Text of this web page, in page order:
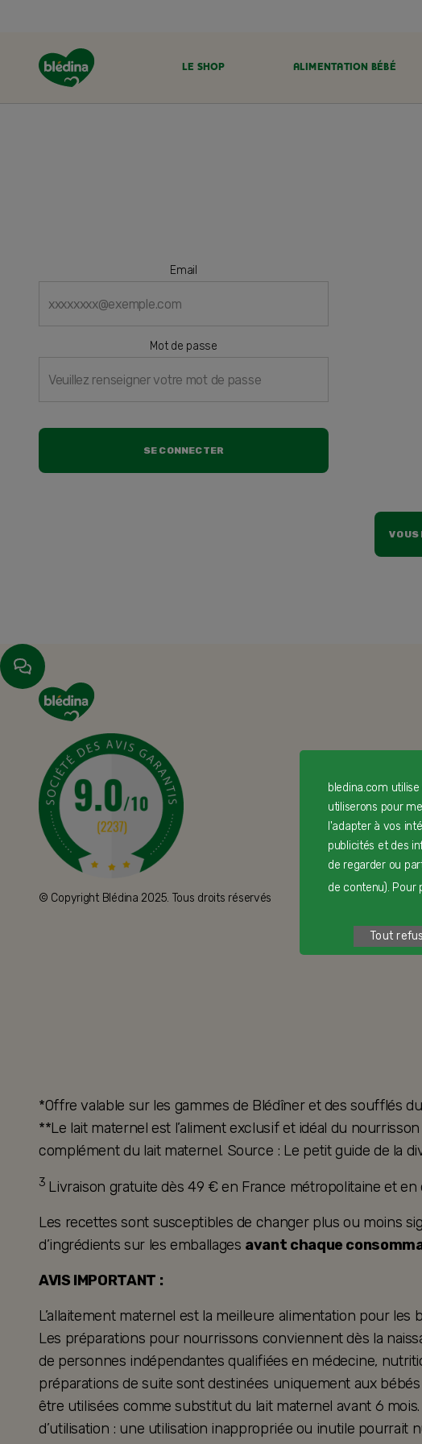
LE SHOP ALIMENTATION BÉBÉ
Email
Mot de passe
SE CONNECTER
VOUS
© Copyright Blédina 2025. Tous droits réservés
*Offre valable sur les gammes de Blédîner et des soufflés
**Le lait maternel est l’aliment exclusif et idéal du
complément du lait maternel. Source : Le petit guide de la
3 Livraison gratuite dès 49 € en France métropolitaine et en
Les recettes sont susceptibles de changer plus ou moins
d’ingrédients sur les emballages avant chaque
AVIS IMPORTANT :
L’allaitement maternel est la meilleure alimentation pour les
Les préparations pour nourrissons conviennent dès la
de personnes indépendantes qualifiées en médecine,
préparations de suite sont destinées uniquement aux
être utilisées comme substitut du lait maternel avant 6
d’utilisation : une utilisation inappropriée ou inutile pourrait
bledina.com
utiliserons pour
l'adapter à vos
publicités et des
de regarder ou
de contenu). Pour
Tout